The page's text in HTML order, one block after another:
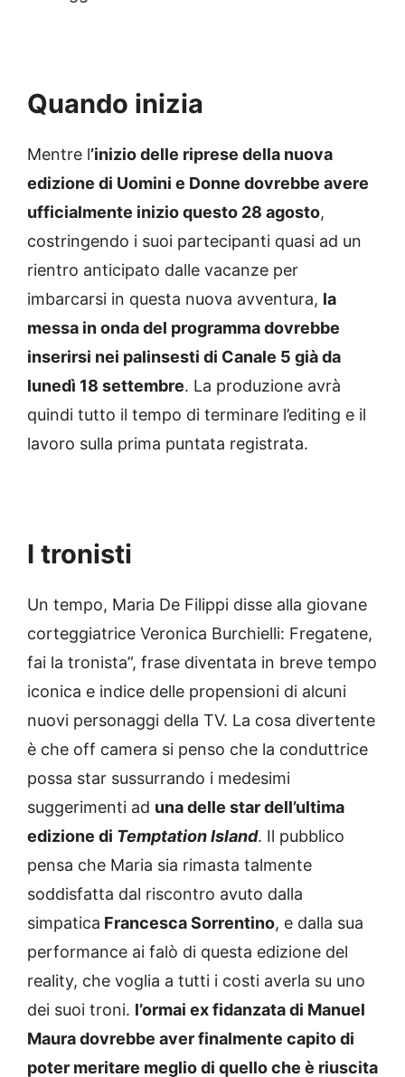
Quando inizia
Mentre l’inizio delle riprese della nuova
edizione di Uomini e Donne dovrebbe avere
ufficialmente inizio questo 28 agosto,
costringendo i suoi partecipanti quasi ad un
rientro anticipato dalle vacanze per
imbarcarsi in questa nuova avventura, la
messa in onda del programma dovrebbe
inserirsi nei palinsesti di Canale 5 già da
lunedì 18 settembre. La produzione avrà
quindi tutto il tempo di terminare l’editing e il
lavoro sulla prima puntata registrata.
I tronisti
Un tempo, Maria De Filippi disse alla giovane
corteggiatrice Veronica Burchielli: Fregatene,
fai la tronista”, frase diventata in breve tempo
iconica e indice delle propensioni di alcuni
nuovi personaggi della TV. La cosa divertente
è che off camera si penso che la conduttrice
possa star sussurrando i medesimi
suggerimenti ad una delle star dell’ultima
edizione di Temptation Island. Il pubblico
pensa che Maria sia rimasta talmente
soddisfatta dal riscontro avuto dalla
simpatica Francesca Sorrentino, e dalla sua
performance ai falò di questa edizione del
reality, che voglia a tutti i costi averla su uno
dei suoi troni. l’ormai ex fidanzata di Manuel
Maura dovrebbe aver finalmente capito di
poter meritare meglio di quello che è riuscita